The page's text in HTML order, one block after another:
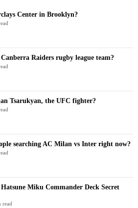
Center in Brooklyn?
Raiders rugby league team?
Tsarukyan, the UFC fighter?
searching AC Milan vs Inter right now?
Miku Commander Deck Secret
read